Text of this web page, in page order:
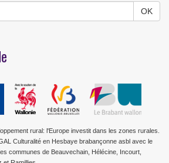
rural: l'Europe investit dans les zones rurales.
Culturalité en Hesbaye brabançonne asbl avec le
communes de Beauvechain, Hélécine, Incourt,